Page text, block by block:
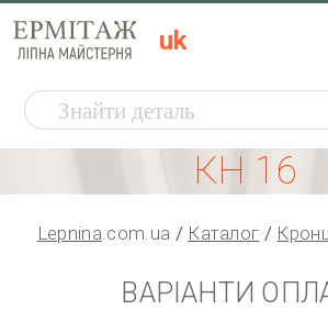
uk
КН 16
Lepnina.com.ua Каталог
ВАРІАНТИ